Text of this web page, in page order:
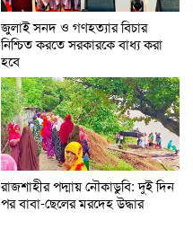
জুলাই সনদ ও গণহত্যার বিচার
নিশ্চিত করতে সরকারকে বাধ্য করা
হবে
রাজশাহীর পদ্মায় নৌকাডুবি: দুই দিন
পর বাবা-ছেলের মরদেহ উদ্ধার